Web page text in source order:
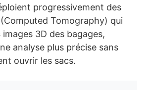
progressivement des
Tomography) qui
3D des bagages,
analyse plus précise sans
ouvrir les sacs.